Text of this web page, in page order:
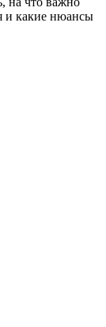
и какие нюансы